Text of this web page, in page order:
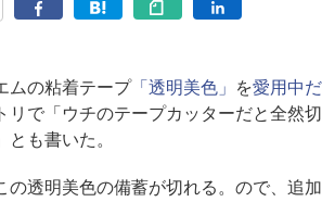
ムの粘着テープ「透明美色」 を愛用中だ
リで「ウチのテープカッターだと全然切
も書いた。
透明美色の備蓄が切れる。ので、追加